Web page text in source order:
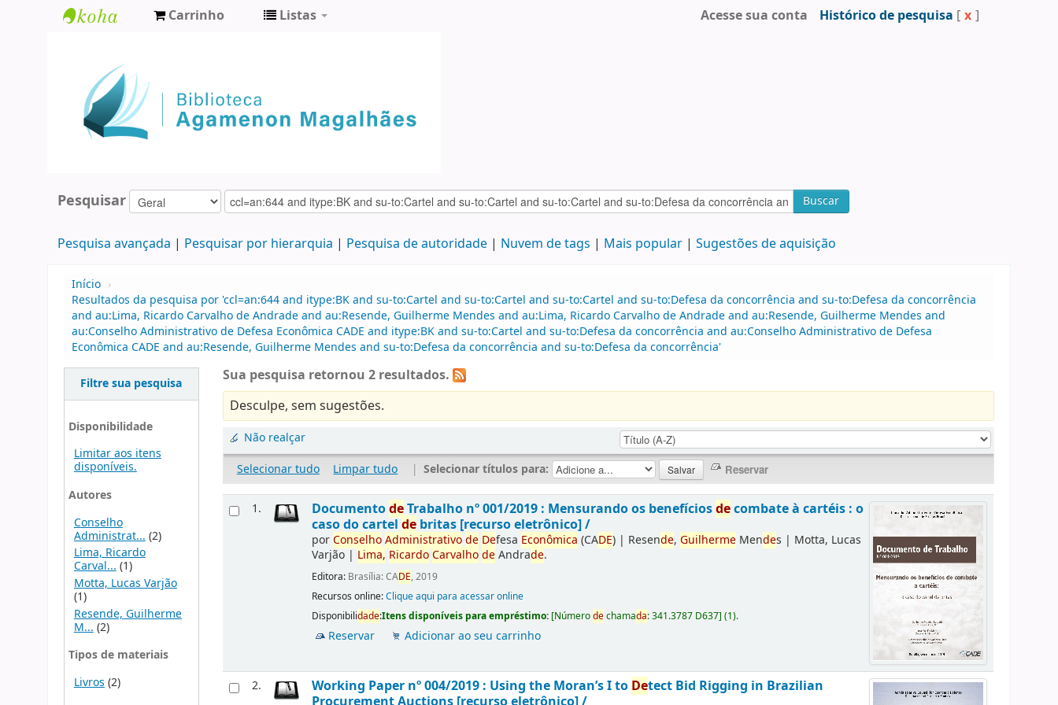
Agamenon
Magalhães
Carrinho Listas Acesse sua conta Histórico de pesquisa [ x ]
Pesquisar Buscar
Pesquisa avançada Pesquisar por hierarquia Pesquisa de autoridade Nuvem de tags Mais popular Sugestões de aquisição
Início ›
Resultados da pesquisa por 'ccl=an:644 and itype:BK and su-to:Cartel and su-to:Cartel and su-to:Cartel and su-to:Defesa da concorrência and su-to:Defesa da concorrência
and au:Lima, Ricardo Carvalho de Andrade and au:Resende, Guilherme Mendes and au:Lima, Ricardo Carvalho de Andrade and au:Resende, Guilherme Mendes and
au:Conselho Administrativo de Defesa Econômica CADE and itype:BK and su-to:Cartel and su-to:Defesa da concorrência and au:Conselho Administrativo de Defesa
Econômica CADE and au:Resende, Guilherme Mendes and su-to:Defesa da concorrência and su-to:Defesa da concorrência'
Filtre sua pesquisa
Disponibilidade
Limitar aos itens
disponíveis.
Autores
Conselho
Administrat... (2)
Lima, Ricardo
Carval...(1)
Motta, Lucas Varjão
(1)
Resende, Guilherme
M... (2)
Tipos de materiais
Livros (2)
Sua pesquisa retornou 2 resultados.
Desculpe, sem sugestões.
Não realçar
Selecionar tudo
Limpar tudo | Selecionar títulos para:
1. DocumentodeTrabalho nº 001/2019 : Mensurando os benefíciosdecombate à cartéis : o
caso do cartelde britas [recurso eletrônico] /
porConselhoAdministrativode Defesa Econômica (CADE) | Resende,Guilherme Mendes | Motta, Lucas
Varjão | Lima, RicardoCarvalhodeAndrade.
Editora: Brasília: CADE, 2019
Recursos online:Clique aqui para acessar online
Disponibilidade:Itens disponíveis para empréstimo: [Númerodechamada:341.3787 D637](1).
Reservar Adicionar ao seu carrinho
2. Working Paper nº 004/2019 : Using the Moran’s I to Detect Bid Rigging in Brazilian